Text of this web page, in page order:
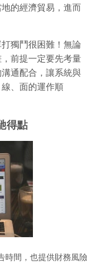
的經濟貿易，進而
獨鬥很困難！無論
前提一定要先考量
溝通配合，讓系統與
、面的運作順
得點
時間，也提供財務風險